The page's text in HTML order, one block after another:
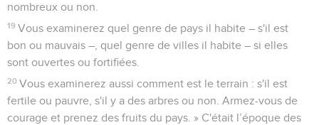
nombreux ou non.
19 Vous examinerez quel genre de pays il habite – s'il est
bon ou mauvais –, quel genre de villes il habite – si elles
sont ouvertes ou fortifiées.
20 Vous examinerez aussi comment est le terrain : s'il est
fertile ou pauvre, s'il y a des arbres ou non. Armez-vous de
courage et prenez des fruits du pays. » C'était l’époque des